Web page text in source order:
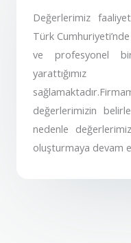
Değerlerimiz
Türk
ve profesyonel
değerlerimizin
nedenle
oluşturmaya devam